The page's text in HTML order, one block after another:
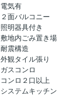
電気有
２面バルコニー
照明器具付き
敷地内ごみ置き場
耐震構造
外観タイル張り
ガスコンロ
コンロ２口以上
システムキッチン